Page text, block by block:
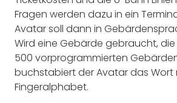
Fragen werden dazu in ein
Avatar soll dann in
Wird eine Gebärde gebraucht,
500 vorprogrammierten
buchstabiert der Avatar das Wort
Fingeralphabet.